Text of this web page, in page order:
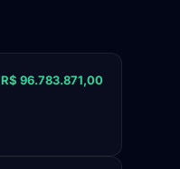
R$ 96.783.871,00